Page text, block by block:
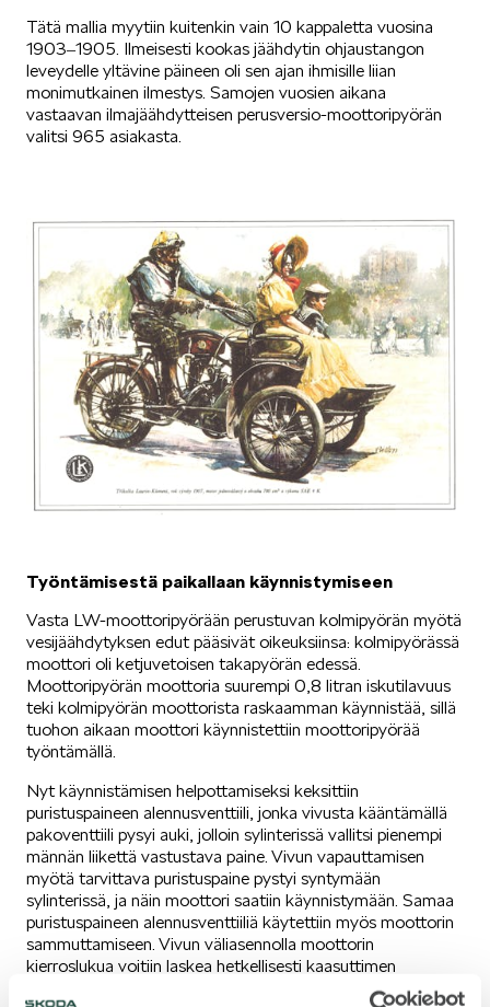
VASTUULLISUUS
ŠKODA 130 VUOTTA
ŠKODA MEDIASSA
SPONSOROINTI & YHTEISTYÖ
RALLI
Tätä mallia myytiin kuitenkin vain 10 kappaletta vuosina
1903‒1905. Ilmeisesti kookas jäähdytin ohjaustangon
leveydelle yltävine päineen oli sen ajan ihmisille liian
monimutkainen ilmestys. Samojen vuosien aikana
vastaavan ilmajäähdytteisen perusversio-moottoripyörän
valitsi 965 asiakasta.
Työntämisestä paikallaan käynnistymiseen
Vasta LW-moottoripyörään perustuvan kolmipyörän myötä
vesijäähdytyksen edut pääsivät oikeuksiinsa: kolmipyörässä
moottori oli ketjuvetoisen takapyörän edessä.
Moottoripyörän moottoria suurempi 0,8 litran iskutilavuus
teki kolmipyörän moottorista raskaamman käynnistää, sillä
tuohon aikaan moottori käynnistettiin moottoripyörää
työntämällä.
Nyt käynnistämisen helpottamiseksi keksittiin
puristuspaineen alennusventtiili, jonka vivusta kääntämällä
pakoventtiili pysyi auki, jolloin sylinterissä vallitsi pienempi
männän liikettä vastustava paine. Vivun vapauttamisen
myötä tarvittava puristuspaine pystyi syntymään
sylinterissä, ja näin moottori saatiin käynnistymään. Samaa
puristuspaineen alennusventtiiliä käytettiin myös moottorin
sammuttamiseen. Vivun väliasennolla moottorin
kierroslukua voitiin laskea hetkellisesti kaasuttimen